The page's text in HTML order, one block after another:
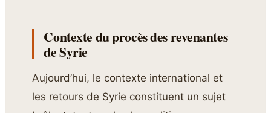
Contexte du procès des revenantes
de Syrie
Aujourd’hui, le contexte international et
les retours de Syrie constituent un sujet